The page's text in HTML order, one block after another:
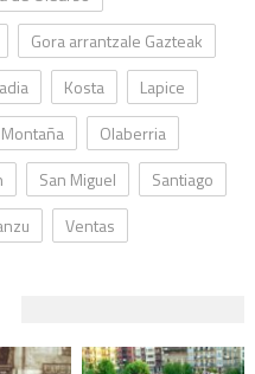
Gora arrantzale Gazteak
Kosta
Lapice
Montaña
Olaberria
San Miguel
Santiago
Ventas